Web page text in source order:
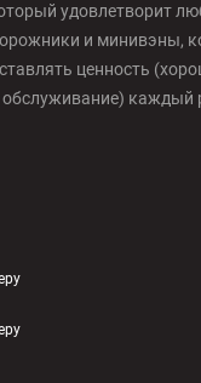
удовлетворит
и минивэны,
ценность
каждый